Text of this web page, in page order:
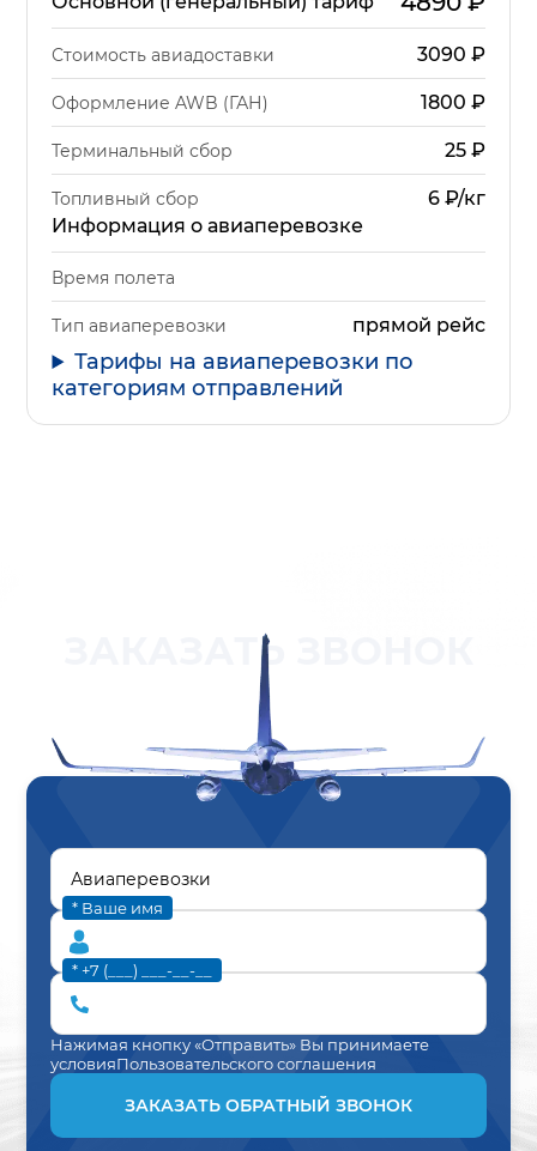
Стоимость авиадоставки 3090 ₽
Оформление AWB (ГАН) 1800 ₽
Терминальный сбор 25₽
Топливный сбор
6 ₽/кг
Информация о авиаперевозке
Время полета
Тип авиаперевозки прямой рейс
Тарифы на авиаперевозки по
категориям отправлений
ЗАКАЗАТЬ ЗВОНОК
* Ваше имя
* +7 (___) ___-__-__
Нажимая кнопку «Отправить» Вы принимаете
условияПользовательского соглашения
ЗАКАЗАТЬ ОБРАТНЫЙ ЗВОНОК